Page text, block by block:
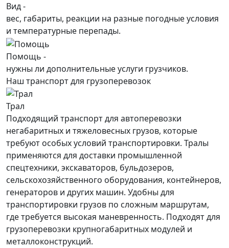
Вид -
вес, габариты, реакции на разные погодные условия
и температурные перепады.
Помощь -
нужны ли дополнительные услуги грузчиков.
Наш транспорт для грузоперевозок
Трал
Подходящий транспорт для автоперевозки
негабаритных и тяжеловесных грузов, которые
требуют особых условий транспортировки. Тралы
применяются для доставки промышленной
спецтехники, экскаваторов, бульдозеров,
сельскохозяйственного оборудования, контейнеров,
генераторов и других машин. Удобны для
транспортировки грузов по сложным маршрутам,
где требуется высокая маневренность. Подходят для
грузоперевозки крупногабаритных модулей и
металлоконструкций.